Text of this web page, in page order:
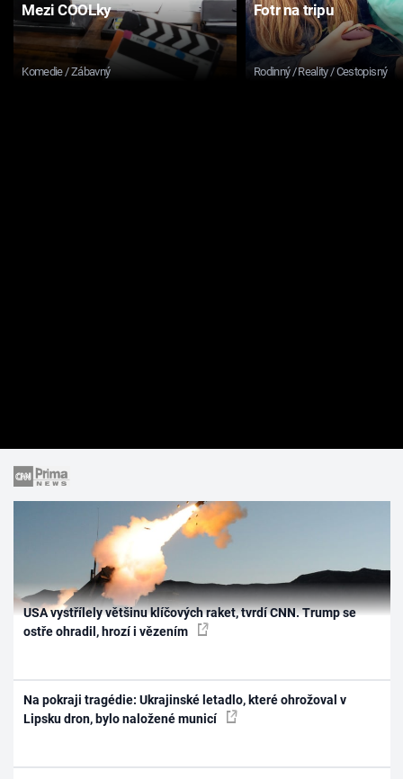
Mezi COOLky
Komedie / Zábavný
Fotr na tripu
Rodinný / Reality / Cestopisný
USA vystřílely většinu klíčových raket, tvrdí CNN. Trump se
ostře ohradil, hrozí i vězením
Na pokraji tragédie: Ukrajinské letadlo, které ohrožoval v
Lipsku dron, bylo naložené municí